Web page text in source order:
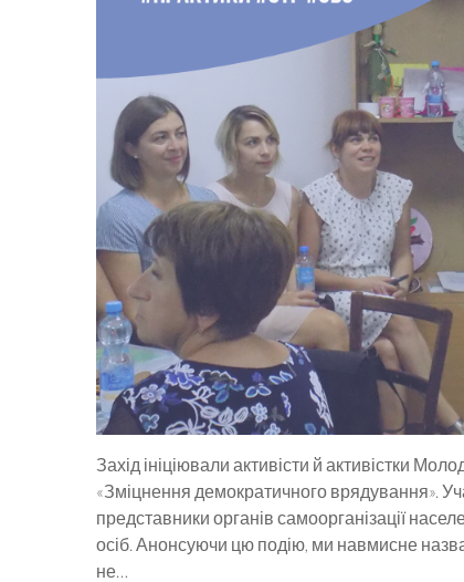
Захід ініціювали активісти й активістки
«Зміцнення демократичного врядування».
представники органів самоорганізації
осіб. Анонсуючи цю подію, ми навмисне
не…